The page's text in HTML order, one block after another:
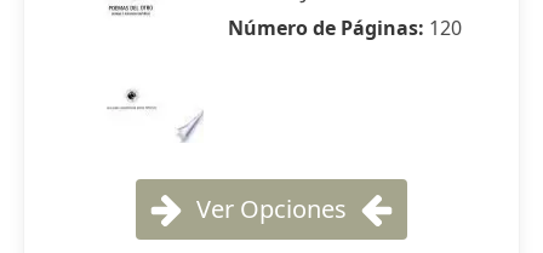
Número de Páginas: 120
Ver Opciones